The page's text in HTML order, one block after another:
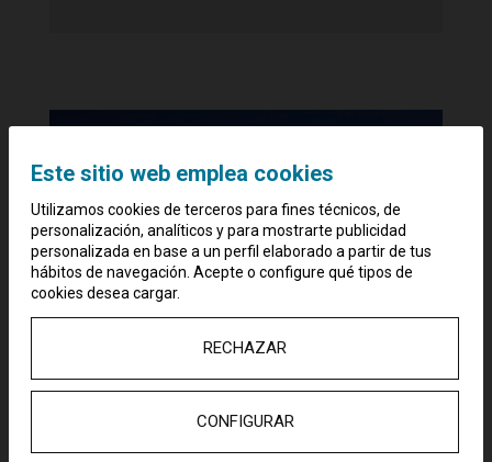
Saint Croix y
Este sitio web emplea cookies
Utilizamos cookies de terceros para fines técnicos, de
personalización, analíticos y para mostrarte publicidad
personalizada en base a un perfil elaborado a partir de tus
hábitos de navegación. Acepte o configure qué tipos de
cookies desea cargar.
RECHAZAR
CONFIGURAR